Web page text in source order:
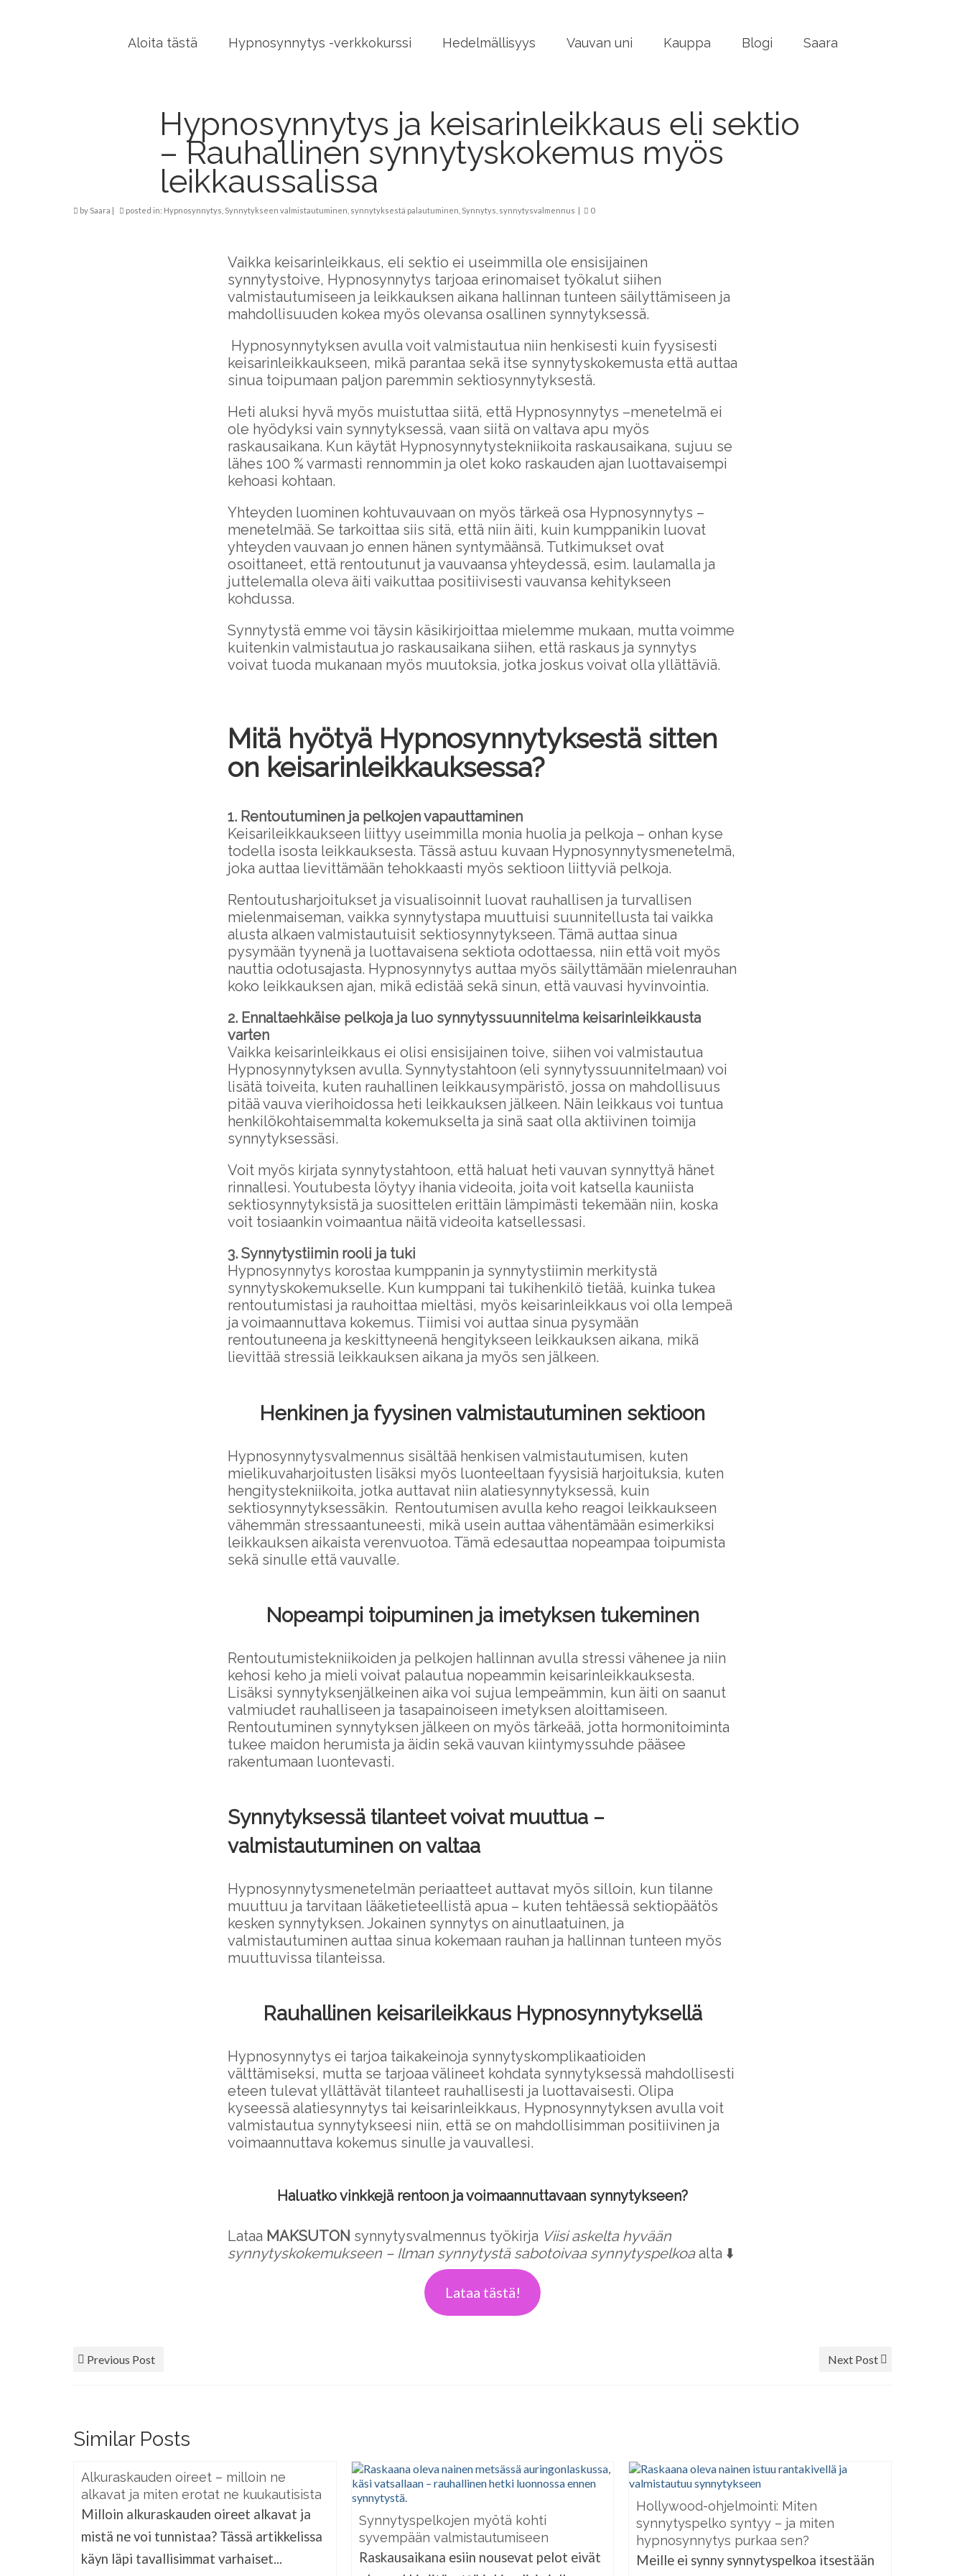
Aloita tästä Hypnosynnytys -verkkokurssi Hedelmällisyys Vauvan uni Kauppa Blogi Saara
Hypnosynnytys ja keisarinleikkaus eli sektio
– Rauhallinen synnytyskokemus myös
leikkaussalissa
by Saara | posted in: Hypnosynnytys Synnytykseen valmistautuminen synnytyksestä palautuminen Synnytys synnytysvalmennus | 0
Vaikka keisarinleikkaus, eli sektio ei useimmilla ole ensisijainen
synnytystoive, Hypnosynnytys tarjoaa erinomaiset työkalut siihen
valmistautumiseen ja leikkauksen aikana hallinnan tunteen säilyttämiseen ja
mahdollisuuden kokea myös olevansa osallinen synnytyksessä.
Hypnosynnytyksen avulla voit valmistautua niin henkisesti kuin fyysisesti
keisarinleikkaukseen, mikä parantaa sekä itse synnytyskokemusta että auttaa
sinua toipumaan paljon paremmin sektiosynnytyksestä.
Heti aluksi hyvä myös muistuttaa siitä, että Hypnosynnytys –menetelmä ei
ole hyödyksi vain synnytyksessä, vaan siitä on valtava apu myös
raskausaikana. Kun käytät Hypnosynnytystekniikoita raskausaikana, sujuu se
lähes 100 % varmasti rennommin ja olet koko raskauden ajan luottavaisempi
kehoasi kohtaan.
Yhteyden luominen kohtuvauvaan on myös tärkeä osa Hypnosynnytys –
menetelmää. Se tarkoittaa siis sitä, että niin äiti, kuin kumppanikin luovat
yhteyden vauvaan jo ennen hänen syntymäänsä. Tutkimukset ovat
osoittaneet, että rentoutunut ja vauvaansa yhteydessä, esim. laulamalla ja
juttelemalla oleva äiti vaikuttaa positiivisesti vauvansa kehitykseen
kohdussa.
Synnytystä emme voi täysin käsikirjoittaa mielemme mukaan, mutta voimme
kuitenkin valmistautua jo raskausaikana siihen, että raskaus ja synnytys
voivat tuoda mukanaan myös muutoksia, jotka joskus voivat olla yllättäviä.
Mitä hyötyä Hypnosynnytyksestä sitten
on keisarinleikkauksessa?
1. Rentoutuminen ja pelkojen vapauttaminen
Keisarileikkaukseen liittyy useimmilla monia huolia ja pelkoja – onhan kyse
todella isosta leikkauksesta. Tässä astuu kuvaan Hypnosynnytysmenetelmä,
joka auttaa lievittämään tehokkaasti myös sektioon liittyviä pelkoja.
Rentoutusharjoitukset ja visualisoinnit luovat rauhallisen ja turvallisen
mielenmaiseman, vaikka synnytystapa muuttuisi suunnitellusta tai vaikka
alusta alkaen valmistautuisit sektiosynnytykseen. Tämä auttaa sinua
pysymään tyynenä ja luottavaisena sektiota odottaessa, niin että voit myös
nauttia odotusajasta. Hypnosynnytys auttaa myös säilyttämään mielenrauhan
koko leikkauksen ajan, mikä edistää sekä sinun, että vauvasi hyvinvointia.
2. Ennaltaehkäise pelkoja ja luo synnytyssuunnitelma keisarinleikkausta
varten
Vaikka keisarinleikkaus ei olisi ensisijainen toive, siihen voi valmistautua
Hypnosynnytyksen avulla. Synnytystahtoon (eli synnytyssuunnitelmaan) voi
lisätä toiveita, kuten rauhallinen leikkausympäristö, jossa on mahdollisuus
pitää vauva vierihoidossa heti leikkauksen jälkeen. Näin leikkaus voi tuntua
henkilökohtaisemmalta kokemukselta ja sinä saat olla aktiivinen toimija
synnytyksessäsi.
Voit myös kirjata synnytystahtoon, että haluat heti vauvan synnyttyä hänet
rinnallesi. Youtubesta löytyy ihania videoita, joita voit katsella kauniista
sektiosynnytyksistä ja suosittelen erittäin lämpimästi tekemään niin, koska
voit tosiaankin voimaantua näitä videoita katsellessasi.
3. Synnytystiimin rooli ja tuki
Hypnosynnytys korostaa kumppanin ja synnytystiimin merkitystä
synnytyskokemukselle. Kun kumppani tai tukihenkilö tietää, kuinka tukea
rentoutumistasi ja rauhoittaa mieltäsi, myös keisarinleikkaus voi olla lempeä
ja voimaannuttava kokemus. Tiimisi voi auttaa sinua pysymään
rentoutuneena ja keskittyneenä hengitykseen leikkauksen aikana, mikä
lievittää stressiä leikkauksen aikana ja myös sen jälkeen.
Henkinen ja fyysinen valmistautuminen sektioon
Hypnosynnytysvalmennus sisältää henkisen valmistautumisen, kuten
mielikuvaharjoitusten lisäksi myös luonteeltaan fyysisiä harjoituksia, kuten
hengitystekniikoita, jotka auttavat niin alatiesynnytyksessä, kuin
sektiosynnytyksessäkin. Rentoutumisen avulla keho reagoi leikkaukseen
vähemmän stressaantuneesti, mikä usein auttaa vähentämään esimerkiksi
leikkauksen aikaista verenvuotoa. Tämä edesauttaa nopeampaa toipumista
sekä sinulle että vauvalle.
Nopeampi toipuminen ja imetyksen tukeminen
Rentoutumistekniikoiden ja pelkojen hallinnan avulla stressi vähenee ja niin
kehosi keho ja mieli voivat palautua nopeammin keisarinleikkauksesta.
Lisäksi synnytyksenjälkeinen aika voi sujua lempeämmin, kun äiti on saanut
valmiudet rauhalliseen ja tasapainoiseen imetyksen aloittamiseen.
Rentoutuminen synnytyksen jälkeen on myös tärkeää, jotta hormonitoiminta
tukee maidon herumista ja äidin sekä vauvan kiintymyssuhde pääsee
rakentumaan luontevasti.
Synnytyksessä tilanteet voivat muuttua –
valmistautuminen on valtaa
Hypnosynnytysmenetelmän periaatteet auttavat myös silloin, kun tilanne
muuttuu ja tarvitaan lääketieteellistä apua – kuten tehtäessä sektiopäätös
kesken synnytyksen. Jokainen synnytys on ainutlaatuinen, ja
valmistautuminen auttaa sinua kokemaan rauhan ja hallinnan tunteen myös
muuttuvissa tilanteissa.
Rauhallinen keisarileikkaus Hypnosynnytyksellä
Hypnosynnytys ei tarjoa taikakeinoja synnytyskomplikaatioiden
välttämiseksi, mutta se tarjoaa välineet kohdata synnytyksessä mahdollisesti
eteen tulevat yllättävät tilanteet rauhallisesti ja luottavaisesti. Olipa
kyseessä alatiesynnytys tai keisarinleikkaus, Hypnosynnytyksen avulla voit
valmistautua synnytykseesi niin, että se on mahdollisimman positiivinen ja
voimaannuttava kokemus sinulle ja vauvallesi.
Haluatko vinkkejä rentoon ja voimaannuttavaan synnytykseen?
Lataa MAKSUTON synnytysvalmennus työkirja Viisi askelta hyvään
synnytyskokemukseen – Ilman synnytystä sabotoivaa synnytyspelkoaalta ⬇️
Lataa tästä!
Previous Post Next Post
Similar Posts
Alkuraskauden oireet – milloin ne
alkavat ja miten erotat ne kuukautisista
Milloin alkuraskauden oireet alkavat ja
mistä ne voi tunnistaa? Tässä artikkelissa
käyn läpi tavallisimmat varhaiset...
Synnytyspelkojen myötä kohti
syvempään valmistautumiseen
Raskausaikana esiin nousevat pelot eivät
Hollywood-ohjelmointi: Miten
synnytyspelko syntyy – ja miten
hypnosynnytys purkaa sen?
Meille ei synny synnytyspelkoa itsestään